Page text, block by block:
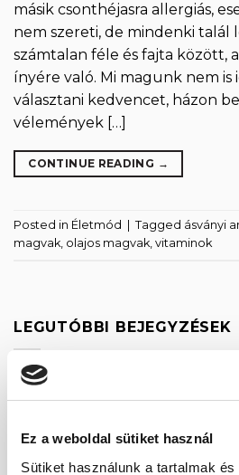
Ez a weboldal sütiket használ
Sütiket használunk a tartalmak
másik csonthéjasra allergiás,
nem szereti, de mindenki talál
számtalan féle és fajta között,
ínyére való. Mi magunk nem
választani kedvencet, házon
vélemények […]
CONTINUE READING →
Posted in Életmód Tagged ásványi
magvak, olajos magvak, vitaminok
LEGUTÓBBI BEJEGYZÉSEK
Fogyasszunk mogyoró-,